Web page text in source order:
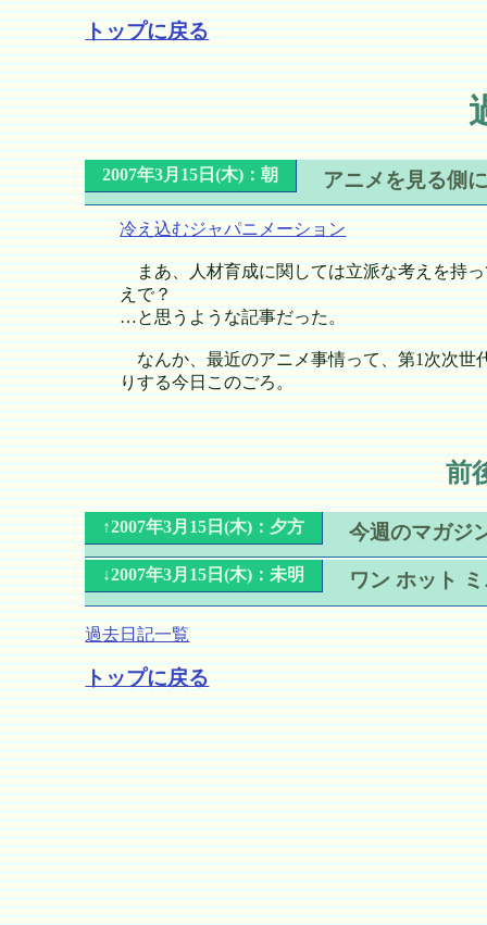
トップに戻る
2007年3月15日(木)：朝 アニメを見る側
冷え込むジャパニメーション
まあ、人材育成に関しては立派な考えを持っ
えで？
…と思うような記事だった。
なんか、最近のアニメ事情って、第1次次世
りする今日このごろ。
前
↑2007年3月15日(木)：夕方 今週のマガジ
↓2007年3月15日(木)：未明 ワン ホット
過去日記一覧
トップに戻る